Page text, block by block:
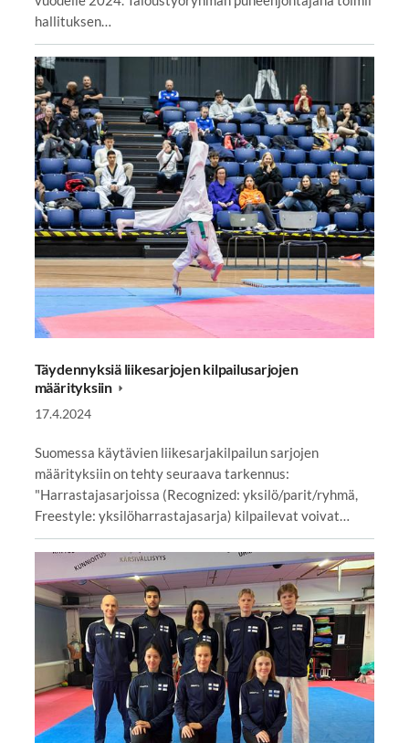
hallituksen…
Täydennyksiä liikesarjojen kilpailusarjojen
määrityksiin
17.4.2024
Suomessa käytävien liikesarjakilpailun sarjojen
määrityksiin on tehty seuraava tarkennus:
"Harrastajasarjoissa (Recognized: yksilö/parit/ryhmä,
Freestyle: yksilöharrastajasarja) kilpailevat voivat…